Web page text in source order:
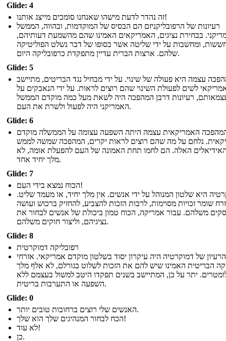
Glide: 4
זה נהדר לדעת מישהו שאנחנו סומכים מייצג אותנו!
רעיונות של הרפובליקניזם הם הבסיס של המוקדמות, ובהווה, הממשל
בבחירת נציגים, האמריקאים האמינו שהם מהשמעת דעותיהם,
ומחשבות על ידי שליטה אשר בסופו של דבר נשלט הפוליטיקה
שלהם. ארצות הברית עדיין מתפקדת כרפובליקה היום.
Glide: 5
עצמה היא פעולה של שינוי. על ידי מבחיל נגד הבריטים, מתיישב
לשים לפעולת השינוי שהם רוצים לראות. על ידי הנאבקים על
רעיונות דרבן המהפכה היה לשאת מעל כמה מוקדם הממשל
האמריקני היה לפעול ולשרת את העם.
Glide: 6
האמריקאית עצמה היתה השפעה עצומה על הממשלה מוקדם
נלחם על מה שהם רוצים לראות יקרים, המהפכה שמשה לממש
האלה. הם לחמו תחת האמונה של העם להפעלת אומה, לא
מלך יחיד אחד.
Glide: 7
הכוח נמצא בידי העם!
היא שלטון המנוהל על ידי אנשים. אין מלך יחיד, או מעמד שליט.
שומר זכויות מסוימות, לרבות הזכות להצביע, להחזיק ברכוש ועושה
משלהם. עבור אמריקה, הכוח טמון ביכולת של אנשים לבחור את
נציגיהם, וליצור חוקים משלהם.
Glide: 8
רפובליקה דמוקרטית
הרעיון של דמוקרטיה היה עיקרון יסוד בשלטון מוקדם אמריקאי. אזרחי
הבריטית האמינו שיש להם את הזכות לשלוט בגורלם, לא אלף מלך
יתר על כן, המתיישב בשנים תפקדו היטב למשול בעצמם ללא
השפעה או התערבות בריטית.
Glide: 0
האנשים שלי רוצים ברחובות טובים יותר.
הכח לבחור המנהיגים שלך הוא שלך!
לא עוד!
כן.